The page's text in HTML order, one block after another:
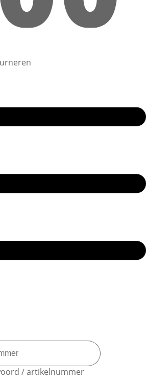
/ artikelnummer